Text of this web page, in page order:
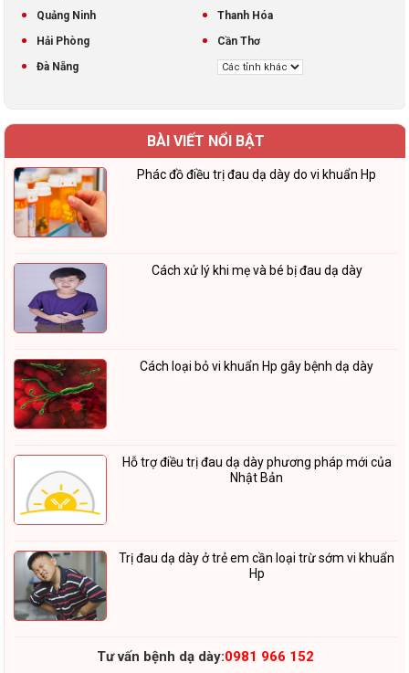
Quảng Ninh
Thanh Hóa
Hải Phòng
Cần Thơ
Đà Nẵng
BÀI VIẾT NỔI BẬT
Phác đồ điều trị đau dạ dày do vi khuẩn Hp
Cách xử lý khi mẹ và bé bị đau dạ dày
Cách loại bỏ vi khuẩn Hp gây bệnh dạ dày
Hỗ trợ điều trị đau dạ dày phương pháp mới của
Nhật Bản
Trị đau dạ dày ở trẻ em cần loại trừ sớm vi khuẩn
Hp
Tư vấn bệnh dạ dày:0981 966 152